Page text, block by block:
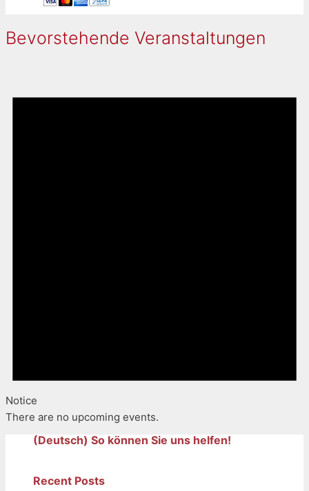
Bevorstehende Veranstaltungen
Notice
There are no upcoming events.
(Deutsch) So können Sie uns helfen!
Recent Posts